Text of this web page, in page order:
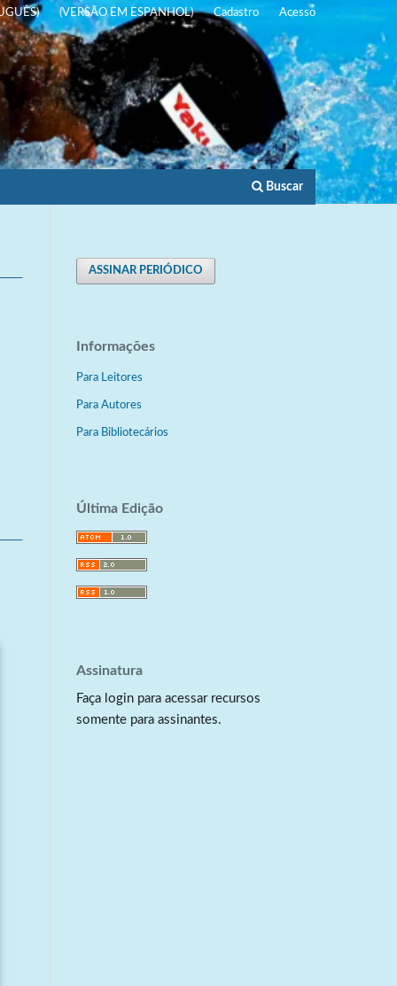
Buscar
(VERSÃO EM ESPANHOL) Cadastro Acesso
ASSINAR PERIÓDICO
Informações
Para Leitores
Para Autores
Para Bibliotecários
Última Edição
Assinatura
Faça login para acessar recursos
somente para assinantes.